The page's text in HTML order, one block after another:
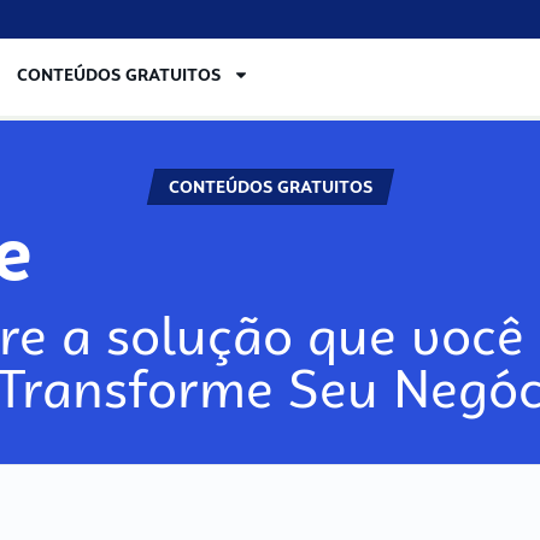
CONTEÚDOS GRATUITOS
CONTEÚDOS GRATUITOS
a solução que
Seu